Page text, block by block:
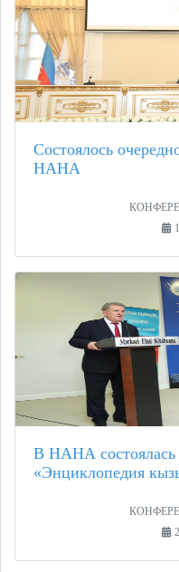
Состоялось
НАНА
В НАНА состоялась
«Энциклопедия